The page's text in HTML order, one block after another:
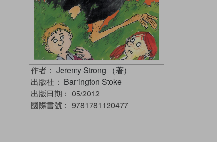
作者： Jeremy Strong （著）
出版社： Barrington Stoke
出版日期： 05/2012
國際書號： 9781781120477